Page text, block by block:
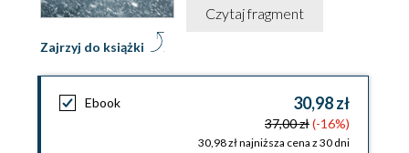
Zajrzyj do książki
Czytaj fragment
Ebook 30,98 zł
37,00 zł(-16%)
30,98 zł najniższa cena z 30 dni